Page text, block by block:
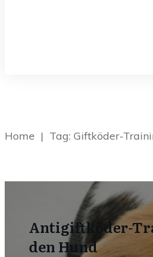
Home |
Antigiftköder-
den Hund